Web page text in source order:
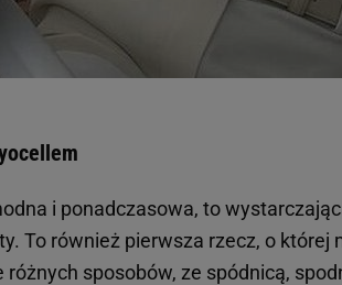
i ponadczasowa, to
To również pierwsza rzecz, o
różnych sposobów, ze spódnicą,